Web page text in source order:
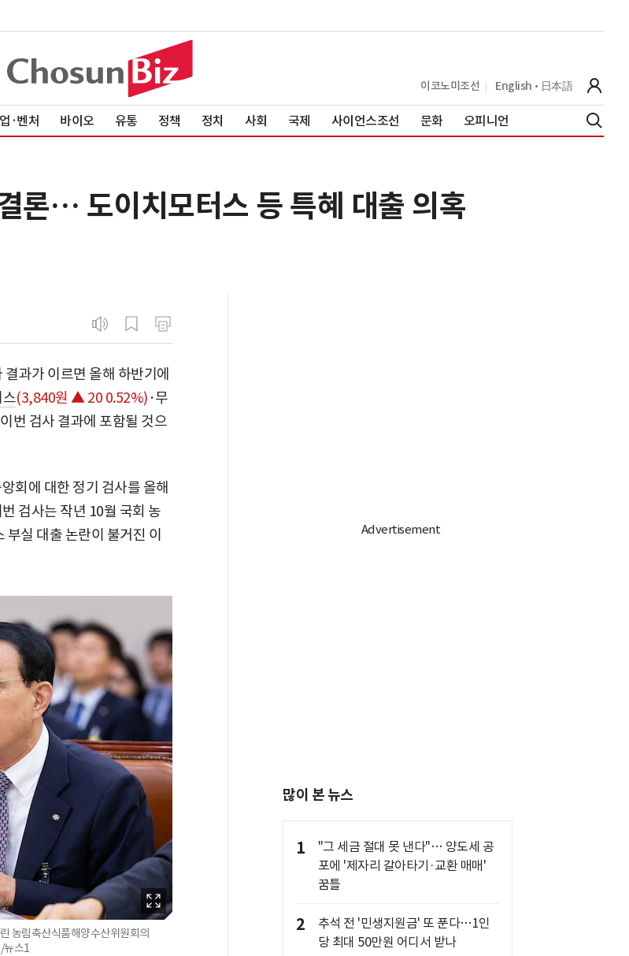
이코노미조선 English 日本語
·벤처 바이오 유통 정책 정치 사회 국제 사이언스조선 문화 오피니언
론… 도이치모터스 등 특혜 대출 의혹
과가 이르면 올해 하반기에
(3,840원 ▲ 20 0.52%) ·무
번 검사 결과에 포함될 것으
회에 대한 정기 검사를 올해
검사는 작년 10월 국회 농
실 대출 논란이 불거진 이
농림축산식품해양수산위원회의
뉴스1
많이 본 뉴스
1
"그 세금 절대 못 낸다"… 양도세 공
포에 '제자리 갈아타기·교환 매매'
꿈틀
2
추석 전 '민생지원금' 또 푼다…1인
당 최대 50만원 어디서 받나